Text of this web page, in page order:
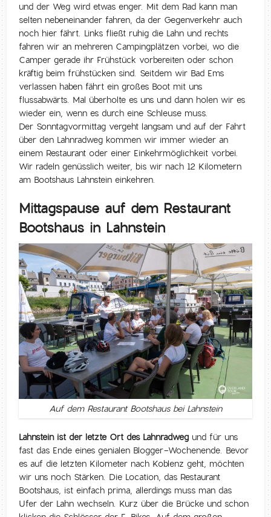
und der Weg wird etwas enger. Mit dem Rad kann man
selten nebeneinander fahren, da der Gegenverkehr auch
noch hier fährt. Links fließt ruhig die Lahn und rechts
fahren wir an mehreren Campingplätzen vorbei, wo die
Camper gerade ihr Frühstück vorbereiten oder schon
kräftig beim frühstücken sind. Seitdem wir Bad Ems
verlassen haben fährt ein großes Boot mit uns
flussabwärts. Mal überholte es uns und dann holen wir es
wieder ein, wenn es durch eine Schleuse muss.
Der Sonntagvormittag vergeht langsam und auf der Fahrt
über den Lahnradweg kommen wir immer wieder an
einem Restaurant oder einer Einkehrmöglichkeit vorbei.
Wir radeln genüsslich weiter, bis wir nach 12 Kilometern
am Bootshaus Lahnstein einkehren.
Mittagspause auf dem Restaurant
Bootshaus in Lahnstein
Auf dem Restaurant Bootshaus bei Lahnstein
Lahnstein ist der letzte Ort des Lahnradweg und für uns
fast das Ende eines genialen Blogger-Wochenende. Bevor
es auf die letzten Kilometer nach Koblenz geht, möchten
wir uns noch Stärken. Die Location, das Restaurant
Bootshaus, ist einfach prima, allerdings muss man das
Ufer der Lahn wechseln. Kurz über die Brücke und schon